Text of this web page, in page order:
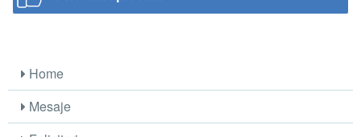
Home
Mesaje